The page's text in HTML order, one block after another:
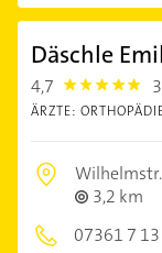
Däschle
4,7 4.7000003
ÄRZTE:
3,2 km
07361 7